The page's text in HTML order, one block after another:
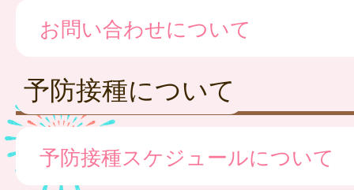
お問い合わせについて
予防接種について
予防接種スケジュールについて